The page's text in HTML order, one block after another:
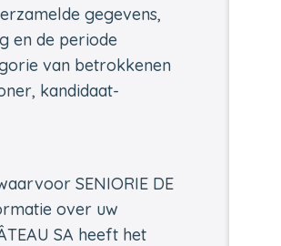
gegevens,
en de periode
van betrokkenen
kandidaat-
SENIORIE DE
over uw
SA heeft het